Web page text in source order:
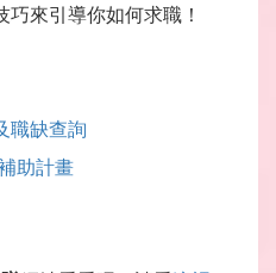
來引導你如何求職！
職缺查詢
助計畫